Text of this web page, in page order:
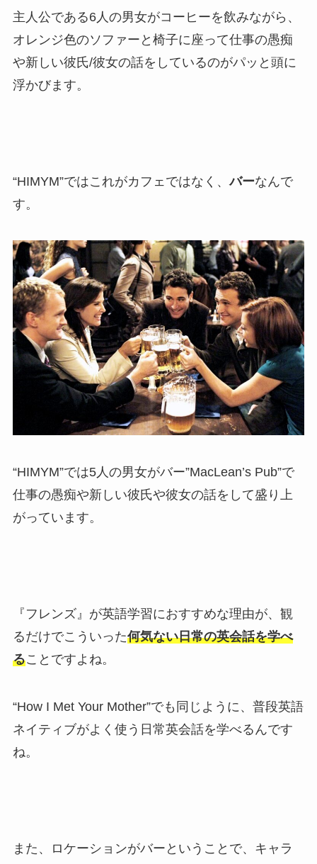
主人公である6人の男女がコーヒーを飲みながら、
オレンジ色のソファーと椅子に座って仕事の愚痴
や新しい彼氏/彼女の話をしているのがパッと頭に
浮かびます。
“HIMYM”ではこれがカフェではなく、バーなんで
す。
“HIMYM”では5人の男女がバー”MacLean’s Pub”で
仕事の愚痴や新しい彼氏や彼女の話をして盛り上
がっています。
『フレンズ』が英語学習におすすめな理由が、観
るだけでこういった何気ない日常の英会話を学べ
ることですよね。
“How I Met Your Mother”でも同じように、普段英語
ネイティブがよく使う日常英会話を学べるんです
ね。
また、ロケーションがバーということで、キャラ